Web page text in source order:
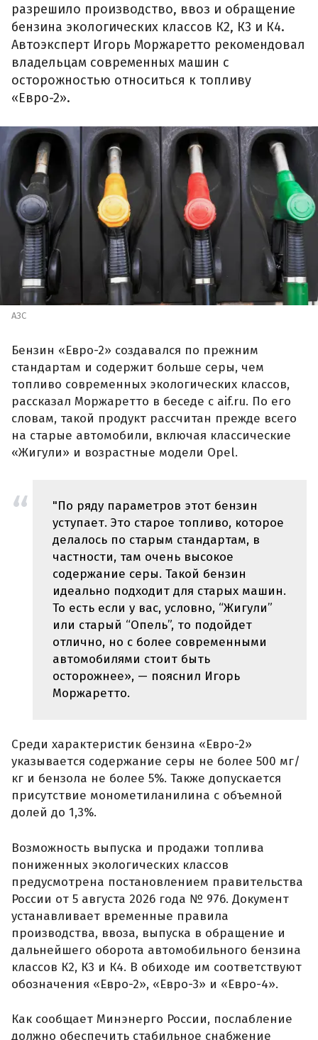
разрешило производство, ввоз и обращение
бензина экологических классов К2, К3 и К4.
Автоэксперт Игорь Моржаретто рекомендовал
владельцам современных машин с
осторожностью относиться к топливу
«Евро-2».
АЗС
Бензин «Евро-2» создавался по прежним
стандартам и содержит больше серы, чем
топливо современных экологических классов,
рассказал Моржаретто в беседе с aif.ru. По его
словам, такой продукт рассчитан прежде всего
на старые автомобили, включая классические
«Жигули» и возрастные модели Opel.
"По ряду параметров этот бензин
уступает. Это старое топливо, которое
делалось по старым стандартам, в
частности, там очень высокое
содержание серы. Такой бензин
идеально подходит для старых машин.
То есть если у вас, условно, “Жигули”
или старый “Опель”, то подойдет
отлично, но с более современными
автомобилями стоит быть
осторожнее», — пояснил Игорь
Моржаретто.
Среди характеристик бензина «Евро-2»
указывается содержание серы не более 500 мг/
кг и бензола не более 5%. Также допускается
присутствие монометиланилина с объемной
долей до 1,3%.
Возможность выпуска и продажи топлива
пониженных экологических классов
предусмотрена постановлением правительства
России от 5 августа 2026 года № 976. Документ
устанавливает временные правила
производства, ввоза, выпуска в обращение и
дальнейшего оборота автомобильного бензина
классов К2, К3 и К4. В обиходе им соответствуют
обозначения «Евро-2», «Евро-3» и «Евро-4».
Как сообщает Минэнерго России, послабление
должно обеспечить стабильное снабжение